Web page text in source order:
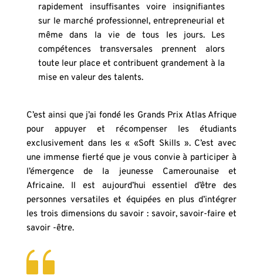
rapidement insuffisantes voire insignifiantes
sur le marché professionnel, entrepreneurial et
même dans la vie de tous les jours. Les
compétences transversales prennent alors
toute leur place et contribuent grandement à la
mise en valeur des talents.
C’est ainsi que j’ai fondé les Grands Prix Atlas Afrique
pour appuyer et récompenser les étudiants
exclusivement dans les « «Soft Skills ». C’est avec
une immense fierté que je vous convie à participer à
l’émergence de la jeunesse Camerounaise et
Africaine. Il est aujourd’hui essentiel d’être des
personnes versatiles et équipées en plus d’intégrer
les trois dimensions du savoir : savoir, savoir-faire et
savoir -être.